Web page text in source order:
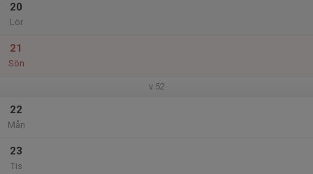
20
Lör
21
Sön
v.52
22
Mån
23
Tis